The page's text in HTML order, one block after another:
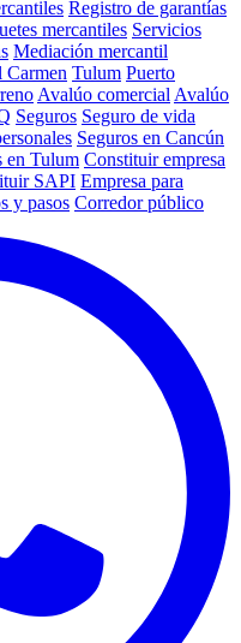
Registro de garantías
mercantiles Servicios
Mediación mercantil
Carmen Tulum Puerto
Avalúo comercial Avalúo
Seguros Seguro de vida
Seguros en Cancún
en Tulum Constituir empresa
SAPI Empresa para
y pasos Corredor público